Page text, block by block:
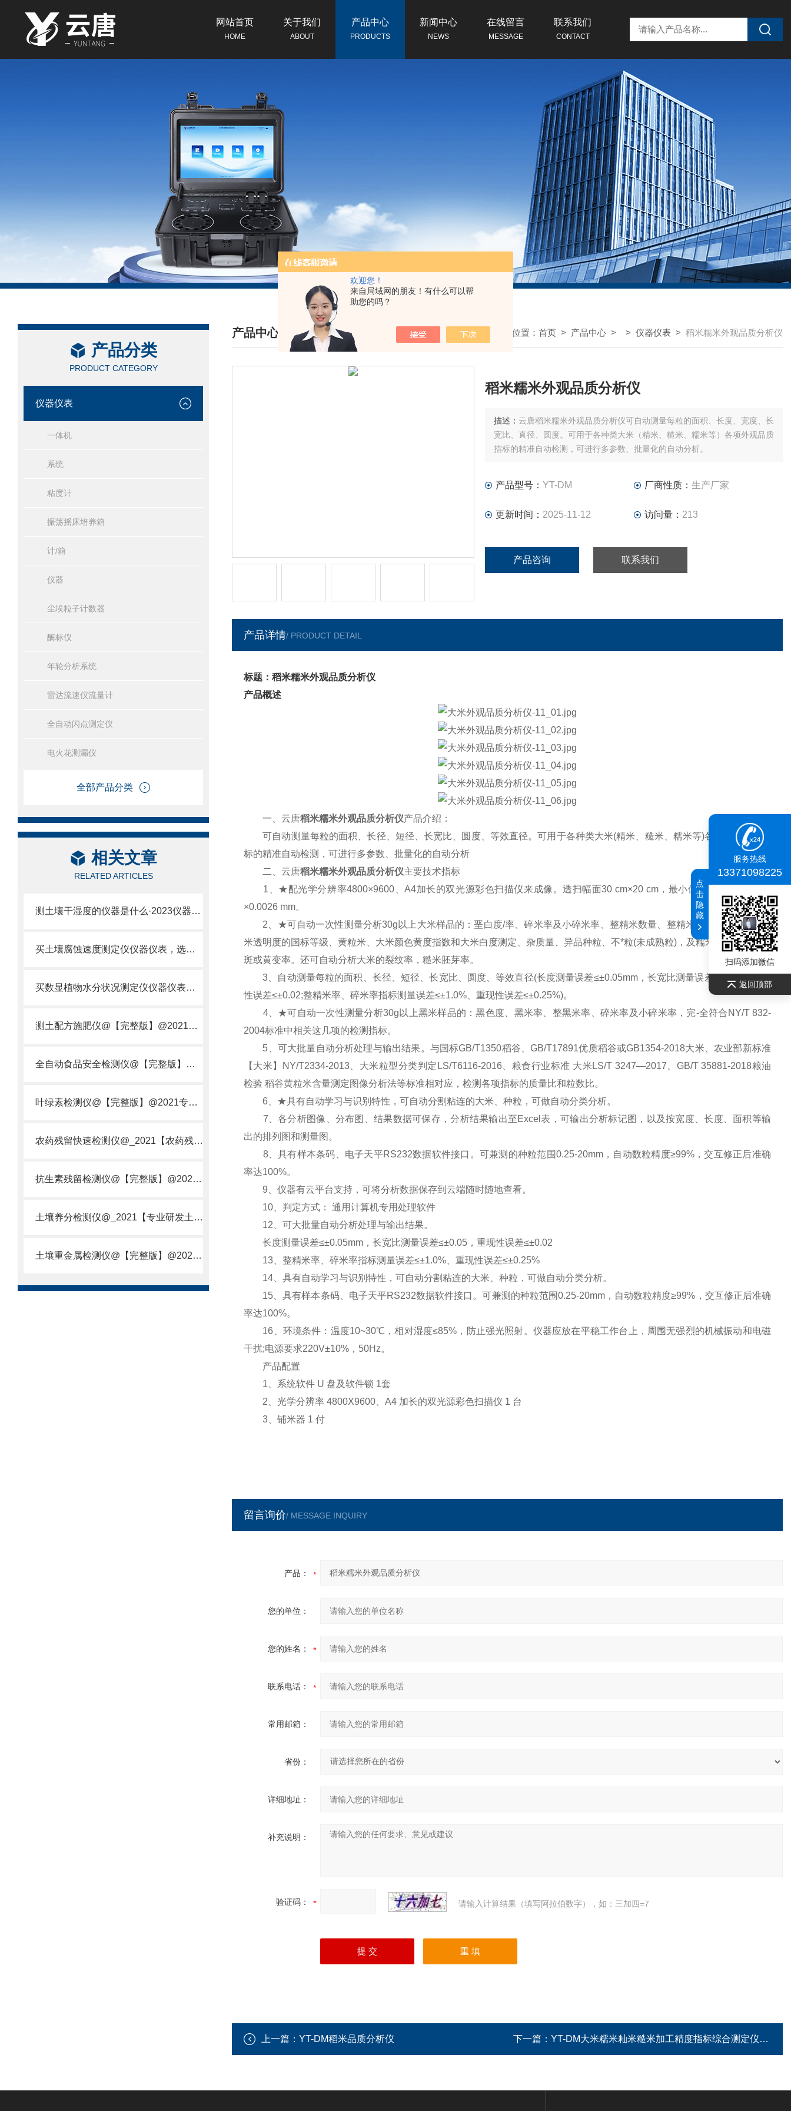
欢迎您！
来自局域网的朋友！有什么可以帮
助您的吗？
网站首页
HOME
关于我们
ABOUT
产品中心
PRODUCTS
新闻中心
NEWS
在线留言
MESSAGE
联系我们
CONTACT
产品分类
PRODUCT CATEGORY
仪器仪表
一体机
系统
粘度计
振荡摇床培养箱
计/箱
仪器
尘埃粒子计数器
酶标仪
年轮分析系统
雷达流速仪流量计
全自动闪点测定仪
电火花测漏仪
全部产品分类
相关文章
RELATED ARTICLES
测土壤干湿度的仪器是什么·2023仪器仪表·云唐土壤干湿度检测仪器设备
买土壤腐蚀速度测定仪仪器仪表，选【云唐新款】土壤腐蚀速度测定仪
买数显植物水分状况测定仪仪器仪表，就来山东云唐精品货源
测土配方施肥仪@【完整版】@2021专业测土配方施肥仪器仪表
全自动食品安全检测仪@【完整版】@2021专业全自动食品检测仪器仪表
叶绿素检测仪@【完整版】@2021专业叶绿素检测仪器仪表
农药残留快速检测仪@_2021【农药残留检测仪器仪表DE原理】
抗生素残留检测仪@【完整版】@2021专业抗生素残留检测仪器仪表
土壤养分检测仪@_2021【专业研发土壤养分快速检测仪器仪表厂】
土壤重金属检测仪@【完整版】@2021专业土壤重金属快速检测仪器仪表
产品中心
/ PRODUCTS CENTER
我的位置： 首页 > 产品中心 > > 仪器仪表 > 稻米糯米外观品质分析仪
稻米糯米外观品质分析仪
描述： 云唐稻米糯米外观品质分析仪可自动测量每粒的面积、长度、宽度、长
宽比、直径、圆度。可用于各种类大米（精米、糙米、糯米等）各项外观品质
指标的精准自动检测，可进行多参数、批量化的自动分析。
产品型号： YT-DM 厂商性质： 生产厂家
更新时间： 2025-11-12 访问量： 213
产品咨询 联系我们
产品详情/ PRODUCT DETAIL
标题：稻米糯米外观品质分析仪
产品概述
一、云唐稻米糯米外观品质分析仪产品介绍：
可自动测量每粒的面积、长径、短径、长宽比、圆度、等效直径。可用于各种类大米(精米、糙米、糯米等)各项外观品质指
标的精准自动检测，可进行多参数、批量化的自动分析
二、云唐稻米糯米外观品质分析仪主要技术指标
1、★配光学分辨率4800×9600、A4加长的双光源彩色扫描仪来成像。透扫幅面30 cm×20 cm，最小像素尺寸0.0053mm
×0.0026 mm。
2、★可自动一次性测量分析30g以上大米样品的：垩白度/率、碎米率及小碎米率、整精米数量、整精米率、可直接检测大
米透明度的国标等级、黄粒米、大米颜色黄度指数和大米白度测定、杂质量、异品种粒、不*粒(未成熟粒)，及糯米的阴米率、病
斑或黄变率。还可自动分析大米的裂纹率，糙米胚芽率。
3、自动测量每粒的面积、长径、短径、长宽比、圆度、等效直径(长度测量误差≤±0.05mm，长宽比测量误差≤±0.05，重现
性误差≤±0.02;整精米率、碎米率指标测量误差≤±1.0%、重现性误差≤±0.25%)。
4、★可自动一次性测量分析30g以上黑米样品的：黑色度、黑米率、整黑米率、碎米率及小碎米率，完-全符合NY/T 832-
2004标准中相关这几项的检测指标。
5、可大批量自动分析处理与输出结果。与国标GB/T1350稻谷、GB/T17891优质稻谷或GB1354-2018大米、农业部新标准
【大米】NY/T2334-2013、大米粒型分类判定LS/T6116-2016、粮食行业标准 大米LS/T 3247—2017、GB/T 35881-2018粮油
检验 稻谷黄粒米含量测定图像分析法等标准相对应，检测各项指标的质量比和粒数比。
6、★具有自动学习与识别特性，可自动分割粘连的大米、种粒，可做自动分类分析。
7、各分析图像、分布图、结果数据可保存，分析结果输出至Excel表，可输出分析标记图，以及按宽度、长度、面积等输
出的排列图和测量图。
8、具有样本条码、电子天平RS232数据软件接口。可兼测的种粒范围0.25-20mm，自动数粒精度≥99%，交互修正后准确
率达100%。
9、仪器有云平台支持，可将分析数据保存到云端随时随地查看。
10、判定方式： 通用计算机专用处理软件
12、可大批量自动分析处理与输出结果。
长度测量误差≤±0.05mm，长宽比测量误差≤±0.05，重现性误差≤±0.02
13、整精米率、碎米率指标测量误差≤±1.0%、重现性误差≤±0.25%
14、具有自动学习与识别特性，可自动分割粘连的大米、种粒，可做自动分类分析。
15、具有样本条码、电子天平RS232数据软件接口。可兼测的种粒范围0.25-20mm，自动数粒精度≥99%，交互修正后准确
率达100%。
16、环境条件：温度10~30℃，相对湿度≤85%，防止强光照射。仪器应放在平稳工作台上，周围无强烈的机械振动和电磁
干扰;电源要求220V±10%，50Hz。
产品配置
1、系统软件 U 盘及软件锁 1套
2、光学分辨率 4800X9600、A4 加长的双光源彩色扫描仪 1 台
3、铺米器 1 付
留言询价/ MESSAGE INQUIRY
产品：
您的单位：
您的姓名：
联系电话：
常用邮箱：
省份：
详细地址：
补充说明：
验证码： 请输入计算结果（填写阿拉伯数字），如：三加四=7
上一篇： YT-DM稻米品质分析仪 下一篇： YT-DM大米糯米籼米糙米加工精度指标综合测定仪
服务热线
13371098225
扫码添加微信
返回顶部
点
击
隐
藏